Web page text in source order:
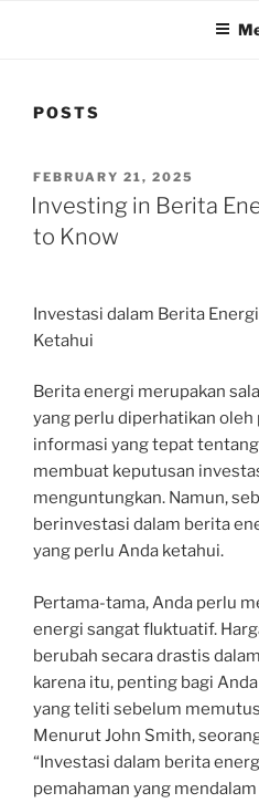
POSTS
POSTED
ON
FEBRUARY 21, 2025
Investing in Berita
to Know
Investasi dalam Berita
Ketahui
Berita energi merupakan
yang perlu diperhatikan oleh
informasi yang tepat
membuat keputusan
menguntungkan. Namun,
berinvestasi dalam berita
yang perlu Anda ketahui.
Pertama-tama, Anda perlu
energi sangat fluktuatif.
berubah secara drastis
karena itu, penting bagi
yang teliti sebelum
Menurut John Smith,
“Investasi dalam berita
pemahaman yang